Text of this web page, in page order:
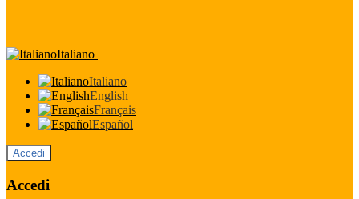
Italiano
Italiano
English
Français
Español
Accedi
Accedi